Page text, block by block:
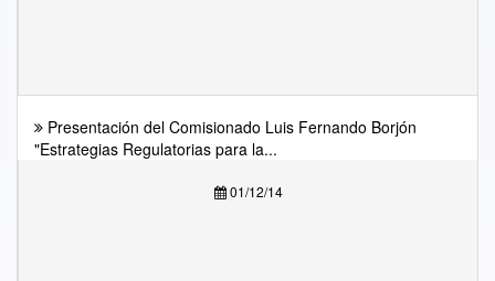
Presentación del Comisionado Luis Fernando Borjón
"Estrategias Regulatorias para la...
01/12/14